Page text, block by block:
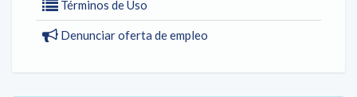
Términos de Uso
Denunciar oferta de empleo